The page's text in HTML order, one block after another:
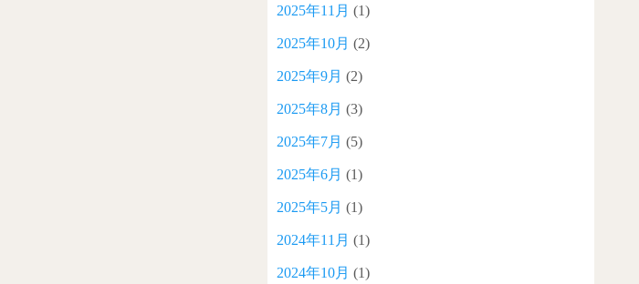
2025年11月 (1)
2025年10月 (2)
2025年9月 (2)
2025年8月 (3)
2025年7月 (5)
2025年6月 (1)
2025年5月 (1)
2024年11月 (1)
2024年10月 (1)